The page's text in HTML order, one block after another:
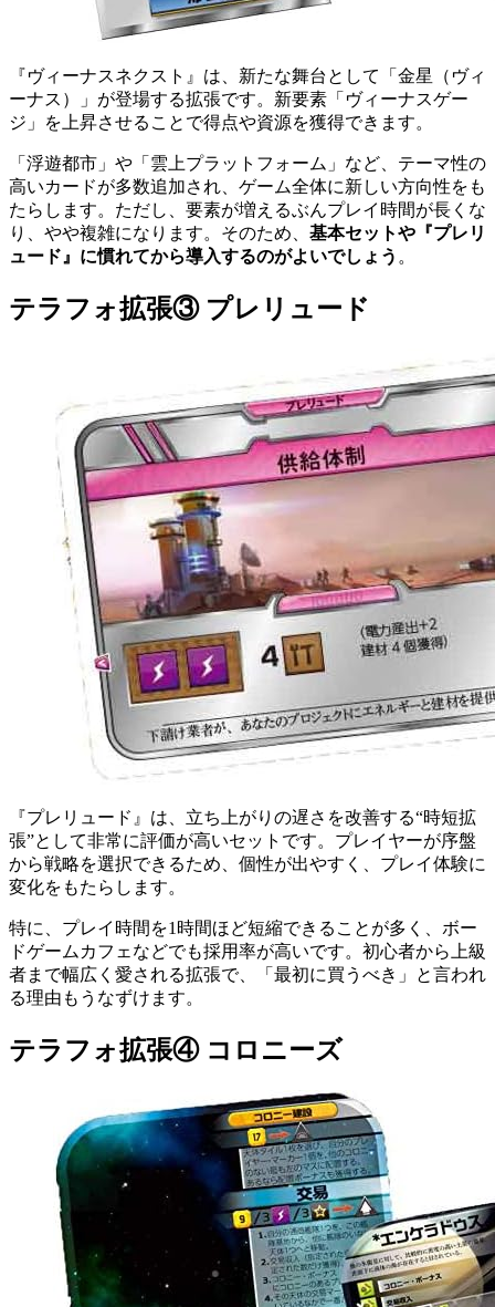
『ヴィーナスネクスト』は、新たな舞台として「金星（ヴィ
ーナス）」が登場する拡張です。新要素「ヴィーナスゲー
ジ」を上昇させることで得点や資源を獲得できます。
「浮遊都市」や「雲上プラットフォーム」など、テーマ性の
高いカードが多数追加され、ゲーム全体に新しい方向性をも
たらします。ただし、要素が増えるぶんプレイ時間が長くな
り、やや複雑になります。そのため、 基本セットや『プレリ
ュード』に慣れてから導入するのがよいでしょう 。
テラフォ拡張③ プレリュード
『プレリュード』は、立ち上がりの遅さを改善する“時短拡
張”として非常に評価が高いセットです。プレイヤーが序盤
から戦略を選択できるため、個性が出やすく、プレイ体験に
変化をもたらします。
特に、プレイ時間を1時間ほど短縮できることが多く、ボー
ドゲームカフェなどでも採用率が高いです。初心者から上級
者まで幅広く愛される拡張で、「最初に買うべき」と言われ
る理由もうなずけます。
テラフォ拡張④ コロニーズ